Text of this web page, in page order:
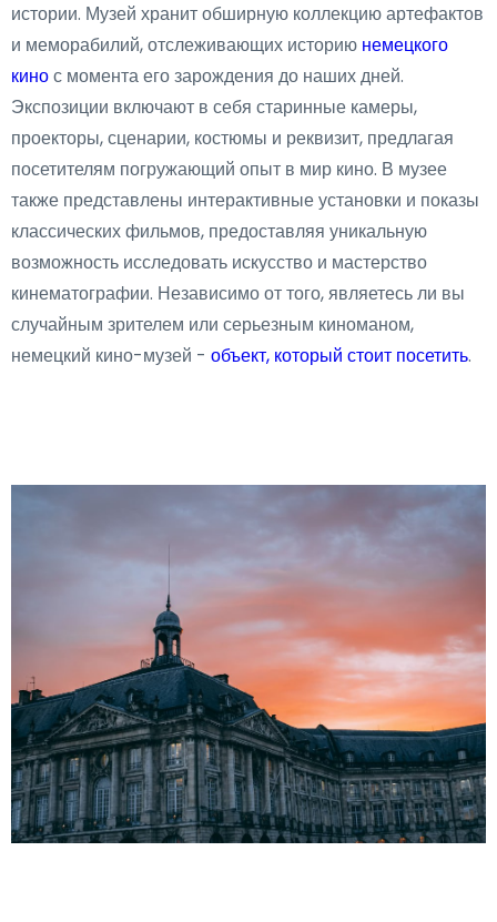
истории. Музей хранит обширную коллекцию артефактов
и меморабилий, отслеживающих историю немецкого
кинос момента его зарождения до наших дней.
Экспозиции включают в себя старинные камеры,
проекторы, сценарии, костюмы и реквизит, предлагая
посетителям погружающий опыт в мир кино. В музее
также представлены интерактивные установки и показы
классических фильмов, предоставляя уникальную
возможность исследовать искусство и мастерство
кинематографии. Независимо от того, являетесь ли вы
случайным зрителем или серьезным киноманом,
немецкий кино-музей - объект, который стоит посетить.